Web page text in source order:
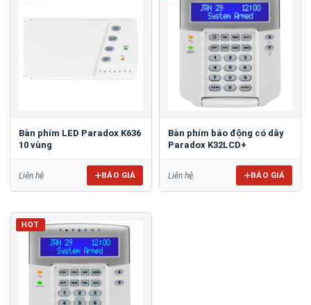
Bàn phím LED Paradox K636
10 vùng
Liên hệ BÁO GIÁ
Bàn phím báo động có dây
Paradox K32LCD+
Liên hệ BÁO GIÁ
HOT